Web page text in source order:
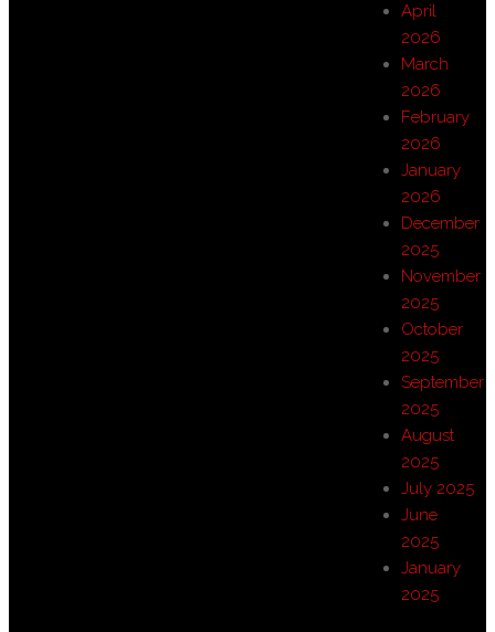
April
2026
March
2026
February
2026
January
2026
December
2025
November
2025
October
2025
September
2025
August
2025
July 2025
June
2025
January
2025